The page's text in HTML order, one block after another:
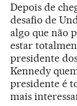
Depois de
desafio de
algo que não
estar
presidente
Kennedy
presidente é
mais